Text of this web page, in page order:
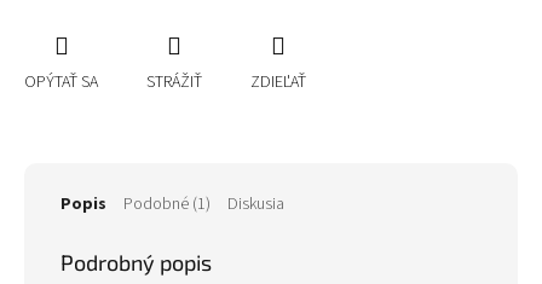
OPÝTAŤ SA STRÁŽIŤ ZDIEĽAŤ
Popis Podobné (1) Diskusia
Podrobný popis